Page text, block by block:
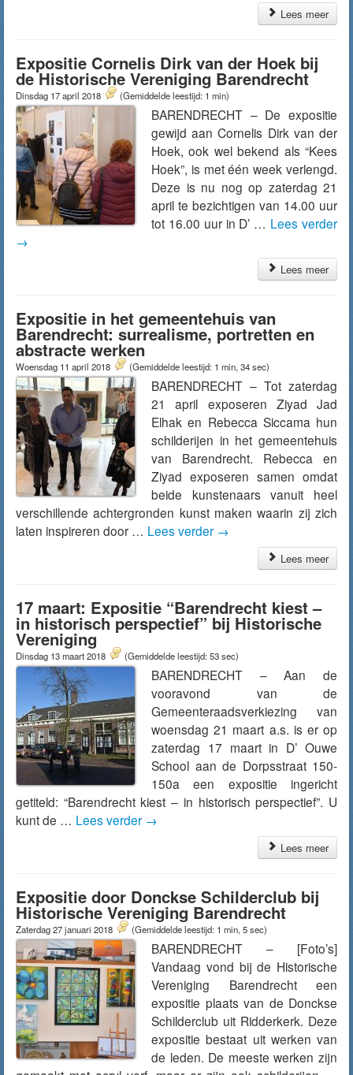
Lees meer
Expositie Cornelis Dirk van der Hoek bij
de Historische Vereniging Barendrecht
Dinsdag 17 april 2018 (Gemiddelde leestijd: 1 min)
BARENDRECHT – De expositie
gewijd aan Cornelis Dirk van der
Hoek, ook wel bekend als “Kees
Hoek”, is met één week verlengd.
Deze is nu nog op zaterdag 21
april te bezichtigen van 14.00 uur
tot 16.00 uur in D’ … Lees verder
→
Lees meer
Expositie in het gemeentehuis van
Barendrecht: surrealisme, portretten en
abstracte werken
Woensdag 11 april 2018 (Gemiddelde leestijd: 1 min, 34 sec)
BARENDRECHT – Tot zaterdag
21 april exposeren Ziyad Jad
Elhak en Rebecca Siccama hun
schilderijen in het gemeentehuis
van Barendrecht. Rebecca en
Ziyad exposeren samen omdat
beide kunstenaars vanuit heel
verschillende achtergronden kunst maken waarin zij zich
laten inspireren door … Lees verder →
Lees meer
17 maart: Expositie “Barendrecht kiest –
in historisch perspectief” bij Historische
Vereniging
Dinsdag 13 maart 2018 (Gemiddelde leestijd: 53 sec)
BARENDRECHT – Aan de
vooravond van de
Gemeenteraadsverkiezing van
woensdag 21 maart a.s. is er op
zaterdag 17 maart in D’ Ouwe
School aan de Dorpsstraat 150-
150a een expositie ingericht
getiteld: “Barendrecht kiest – in historisch perspectief”. U
kunt de … Lees verder →
Lees meer
Expositie door Donckse Schilderclub bij
Historische Vereniging Barendrecht
Zaterdag 27 januari 2018 (Gemiddelde leestijd: 1 min, 5 sec)
BARENDRECHT – [Foto’s]
Vandaag vond bij de Historische
Vereniging Barendrecht een
expositie plaats van de Donckse
Schilderclub uit Ridderkerk. Deze
expositie bestaat uit werken van
de leden. De meeste werken zijn